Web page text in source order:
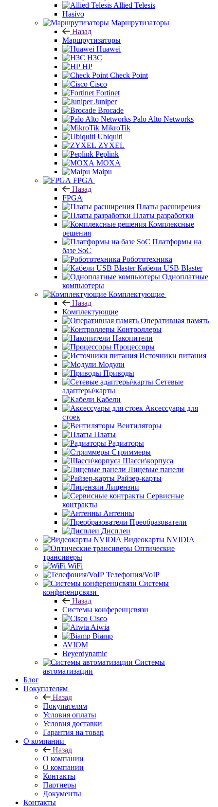
Allied Telesis
Hasivo
Маршрутизаторы
Назад
Маршрутизаторы
Huawei
H3C
HP
Check Point
Cisco
Fortinet
Juniper
Brocade
Palo Alto Networks
MikroTik
Ubiquiti
ZYXEL
Peplink
MOXA
Maipu
FPGA
Назад
FPGA
Платы расширения
Платы разработки
Комплексные
решения
Платформы на
базе SoC
Робототехника
Кабели USB Blaster
Одноплатные
компьютеры
Комплектующие
Назад
Комплектующие
Оперативная память
Контроллеры
Накопители
Процессоры
Источники питания
Модули
Приводы
Сетевые
адаптеры\карты
Кабели
Аксессуары для
стоек
Вентиляторы
Платы
Радиаторы
Стриммеры
Шасси\корпуса
Лицевые панели
Райзер-карты
Лицензии
Сервисные
контракты
Антенны
Преобразователи
Дисплеи
Видеокарты NVIDIA
Оптические
трансиверы
WiFi
Телефония/VoIP
Системы
конференцсвязи
Назад
Системы конференцсвязи
Cisco
Aiwia
Biamp
AVIOM
Beyerdynamic
Системы
автоматизации
Блог
Покупателям
Назад
Покупателям
Условия оплаты
Условия доставки
Гарантия на товар
О компании
Назад
О компании
О компании
Контакты
Партнеры
Документы
Контакты